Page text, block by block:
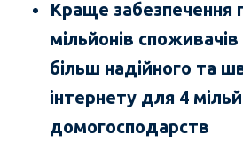
Краще забезпечення
мільйонів
більш надійного та
інтернету для 4
домогосподарств